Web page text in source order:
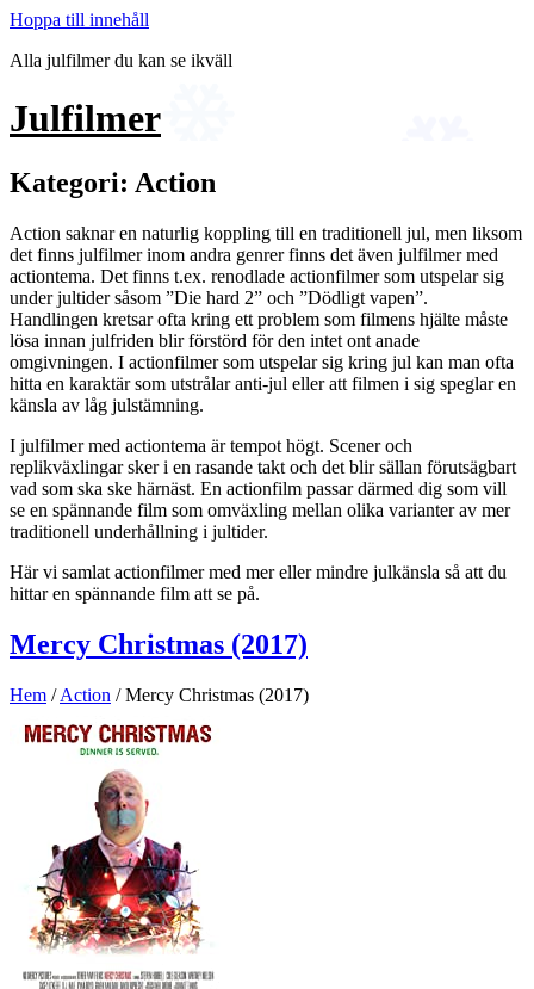
Hoppa till innehåll
Alla julfilmer du kan se ikväll
Julfilmer
Kategori: Action
Action saknar en naturlig koppling till en traditionell jul, men liksom
det finns julfilmer inom andra genrer finns det även julfilmer med
actiontema. Det finns t.ex. renodlade actionfilmer som utspelar sig
under jultider såsom ”Die hard 2” och ”Dödligt vapen”.
Handlingen kretsar ofta kring ett problem som filmens hjälte måste
lösa innan julfriden blir förstörd för den intet ont anade
omgivningen. I actionfilmer som utspelar sig kring jul kan man ofta
hitta en karaktär som utstrålar anti-jul eller att filmen i sig speglar en
känsla av låg julstämning.
I julfilmer med actiontema är tempot högt. Scener och
replikväxlingar sker i en rasande takt och det blir sällan förutsägbart
vad som ska ske härnäst. En actionfilm passar därmed dig som vill
se en spännande film som omväxling mellan olika varianter av mer
traditionell underhållning i jultider.
Här vi samlat actionfilmer med mer eller mindre julkänsla så att du
hittar en spännande film att se på.
Mercy Christmas (2017)
Hem /Action / Mercy Christmas (2017)